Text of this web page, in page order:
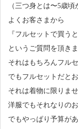
（三つ身とは〜5歳
よくお客さまから
『フルセットで買う
というご質問を頂き
それはもちろんフル
でもフルセットだと
それは着物に限りま
洋服でもそれなりの
でもやっぱり予算が